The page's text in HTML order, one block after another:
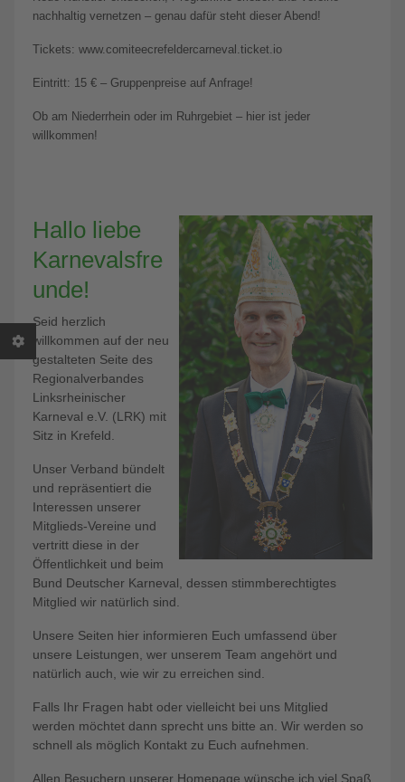
nachhaltig vernetzen – genau dafür steht dieser Abend!
Tickets: www.comiteecrefeldercarneval.ticket.io
Eintritt: 15 € – Gruppenpreise auf Anfrage!
Ob am Niederrhein oder im Ruhrgebiet – hier ist jeder
willkommen!
Hallo liebe
Karnevalsfre
unde!
Seid herzlich
willkommen auf der neu
gestalteten Seite des
Regionalverbandes
Linksrheinischer
Karneval e.V. (LRK) mit
Sitz in Krefeld.
Unser Verband bündelt
und repräsentiert die
Interessen unserer
Mitglieds-Vereine und
vertritt diese in der
Öffentlichkeit und beim
Bund Deutscher Karneval, dessen stimmberechtigtes
Mitglied wir natürlich sind.
Unsere Seiten hier informieren Euch umfassend über
unsere Leistungen, wer unserem Team angehört und
natürlich auch, wie wir zu erreichen sind.
Falls Ihr Fragen habt oder vielleicht bei uns Mitglied
werden möchtet dann sprecht uns bitte an. Wir werden so
schnell als möglich Kontakt zu Euch aufnehmen.
Allen Besuchern unserer Homepage wünsche ich viel Spaß